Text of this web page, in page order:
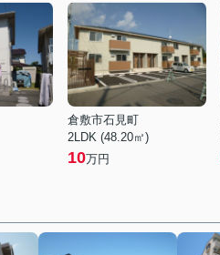
倉敷市石見町
2LDK (48.20㎡)
10万円